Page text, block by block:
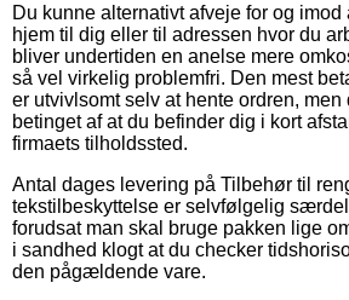
Du kunne alternativt afveje for og imod
hjem til dig eller til adressen hvor du
bliver undertiden en anelse mere
så vel virkelig problemfri. Den mest
er utvivlsomt selv at hente ordren,
betinget af at du befinder dig i kort
firmaets tilholdssted.
Antal dages levering på Tilbehør til
tekstilbeskyttelse er selvfølgelig
forudsat man skal bruge pakken lige
i sandhed klogt at du checker
den pågældende vare.